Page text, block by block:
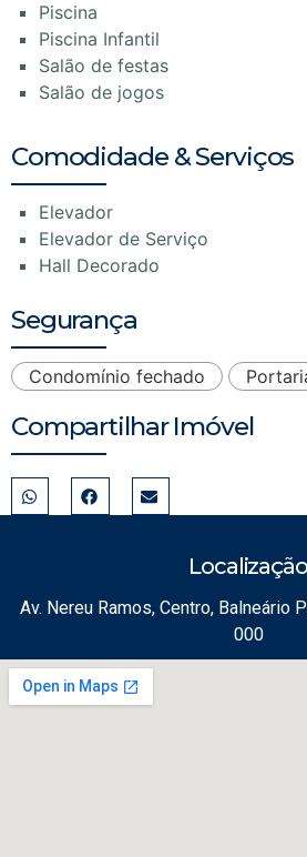
Piscina
Piscina Infantil
Salão de festas
Salão de jogos
Comodidade & Serviços
Elevador
Elevador de Serviço
Hall Decorado
Segurança
Condomínio fechado
Compartilhar Imóvel
Localização
Av. Nereu Ramos, Centro, Balneário
000